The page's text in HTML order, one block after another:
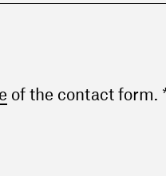
(opens in a new of the